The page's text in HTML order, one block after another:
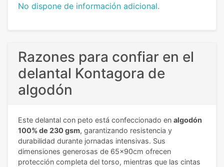
No dispone de información adicional.
Razones para confiar en el
delantal Kontagora de
algodón
Este delantal con peto está confeccionado en algodón
100% de 230 gsm, garantizando resistencia y
durabilidad durante jornadas intensivas. Sus
dimensiones generosas de 65x90cm ofrecen
protección completa del torso, mientras que las cintas